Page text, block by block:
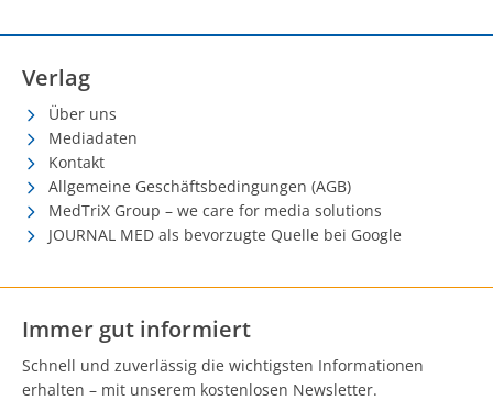
Verlag
Über uns
Mediadaten
Kontakt
Allgemeine Geschäftsbedingungen (AGB)
MedTriX Group – we care for media solutions
JOURNAL MED als bevorzugte Quelle bei Google
Immer gut informiert
Schnell und zuverlässig die wichtigsten Informationen
erhalten – mit unserem kostenlosen Newsletter.